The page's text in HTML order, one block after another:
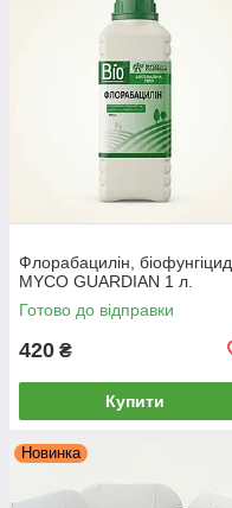
Флорабацилін, біофунгіцид
MYCO GUARDIAN 1 л.
Готово до відправки
420 ₴
Купити
Новинка